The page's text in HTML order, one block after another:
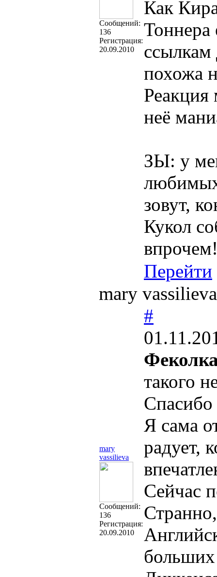
Cообщений:
136
Регистрация:
20.09.2010
Как
Тоннера
ссылкам
похожа
неё
ЗЫ: у
зовут,
Кукол
Перейти
mary
mary
vassilieva
Cообщений:
136
Регистрация:
20.09.2010
#
такого
Я сама
радует,
Сейчас
больших